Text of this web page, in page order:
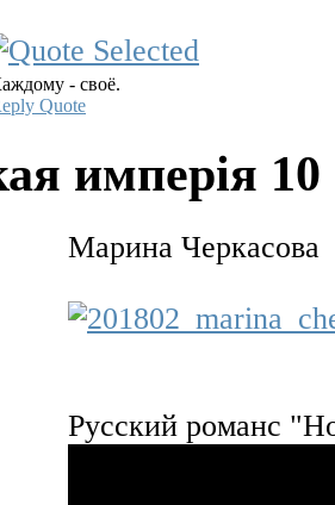
- своё.
Quote
имперiя
Марина Черкасова
Русский романс